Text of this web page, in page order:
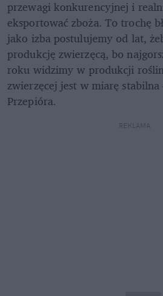
przewagi konkurencyjnej i
eksportować zboża. To trochę
jako izba postulujemy od lat,
produkcję zwierzęcą, bo
roku widzimy w produkcji
zwierzęcej jest w miarę
Przepióra.
REKLAMA